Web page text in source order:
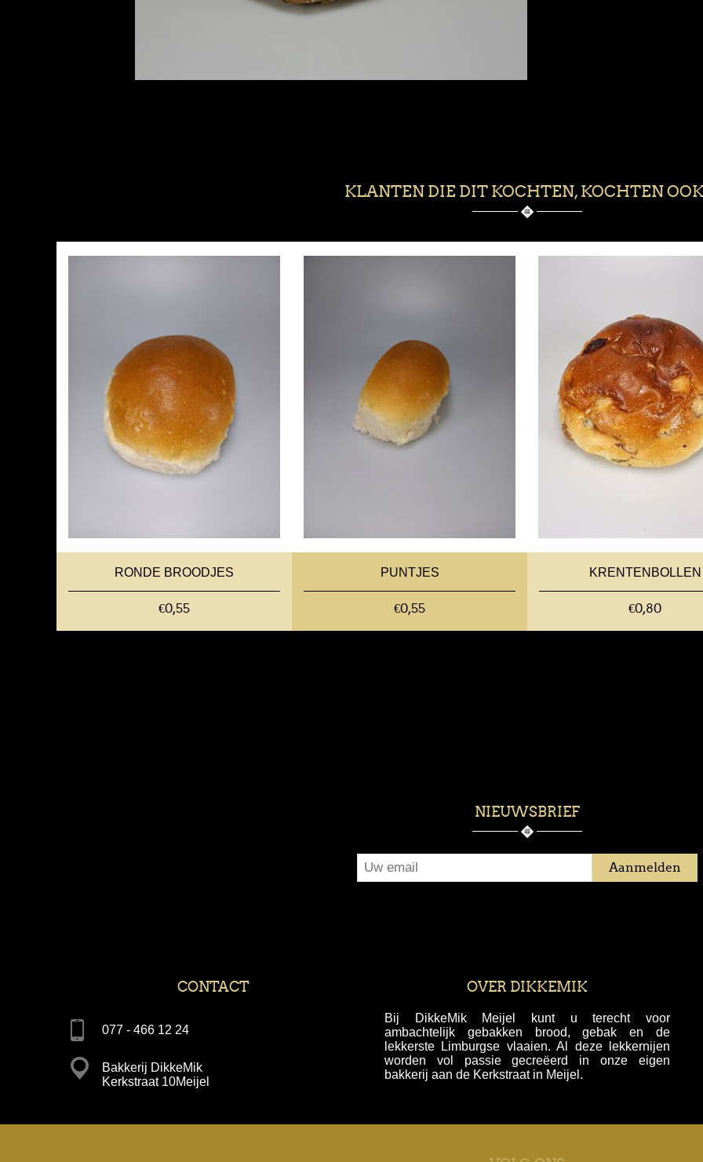
KLANTEN DIE DIT KOCHTEN, KOCHTEN
RONDE BROODJES
€0,55
PUNTJES
€0,55
KRENTENBOLLEN
€0,80
NIEUWSBRIEF
CONTACT
077 - 466 12 24
Bakkerij DikkeMik
Kerkstraat 10Meijel
OVER DIKKEMIK
Bij DikkeMik Meijel kunt u terecht voor
ambachtelijk gebakken brood, gebak en de
lekkerste Limburgse vlaaien. Al deze lekkernijen
worden vol passie gecreëerd in onze eigen
bakkerij aan de Kerkstraat in Meijel.